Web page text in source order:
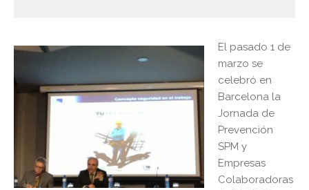
El pasado 1 de
marzo se
celebró en
Barcelona la
Jornada de
Prevención
SPM y
Empresas
Colaboradoras